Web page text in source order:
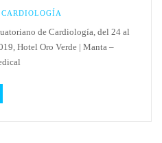
CARDIOLOGÍA
de Cardiología, del 24 al
Hotel Oro Verde | Manta –